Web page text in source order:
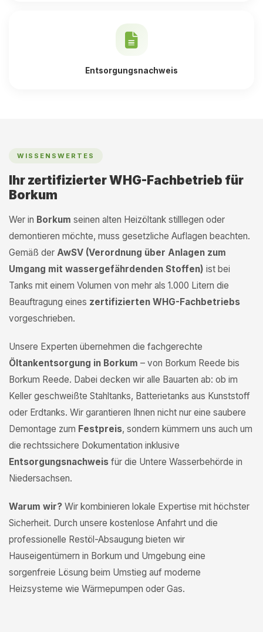
Entsorgungsnachweis
WISSENSWERTES
Ihr zertifizierter WHG-Fachbetrieb für
Borkum
Wer in Borkum seinen alten Heizöltank stilllegen oder
demontieren möchte, muss gesetzliche Auflagen beachten.
Gemäß der AwSV (Verordnung über Anlagen zum
Umgang mit wassergefährdenden Stoffen) ist bei
Tanks mit einem Volumen von mehr als 1.000 Litern die
Beauftragung eines zertifizierten WHG-Fachbetriebs
vorgeschrieben.
Unsere Experten übernehmen die fachgerechte
Öltankentsorgung in Borkum – von Borkum Reede bis
Borkum Reede. Dabei decken wir alle Bauarten ab: ob im
Keller geschweißte Stahltanks, Batterietanks aus Kunststoff
oder Erdtanks. Wir garantieren Ihnen nicht nur eine saubere
Demontage zum Festpreis, sondern kümmern uns auch um
die rechtssichere Dokumentation inklusive
Entsorgungsnachweis für die Untere Wasserbehörde in
Niedersachsen.
Warum wir? Wir kombinieren lokale Expertise mit höchster
Sicherheit. Durch unsere kostenlose Anfahrt und die
professionelle Restöl-Absaugung bieten wir
Hauseigentümern in Borkum und Umgebung eine
sorgenfreie Lösung beim Umstieg auf moderne
Heizsysteme wie Wärmepumpen oder Gas.